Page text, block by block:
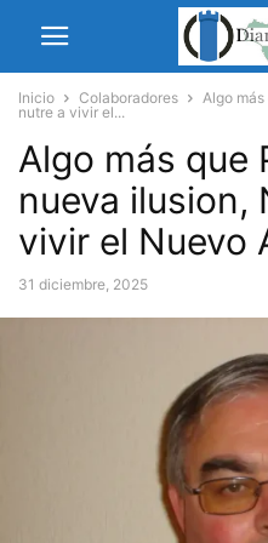
Inicio Colaboradores
Algo
nutre a vivir el...
Algo más que
nueva ilusion,
vivir el Nuevo
31 diciembre, 2025